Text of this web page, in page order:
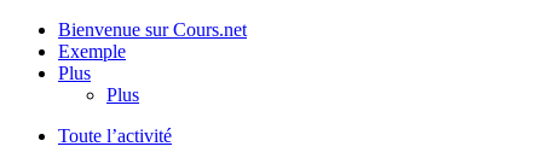
Bienvenue sur Cours.net
Exemple
Plus
Plus
Toute l’activité